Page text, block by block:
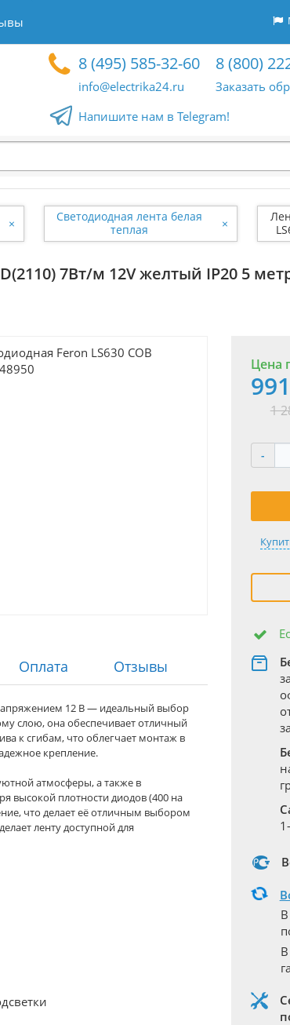
8 (495) 585-32-60
info@electrika24.ru
8 (800)
Заказать
Напишите нам в Telegram!
×
Светодиодная лента белая
теплая
×
7Вт/м 12V желтый IP20 5
Цена
1
-
Оплата Отзывы
12 В — идеальный выбор
слою, она обеспечивает отличный
к сгибам, что облегчает монтаж в
крепление.
атмосферы, а также в
высокой плотности диодов (400 на
что делает её отличным выбором
ленту доступной для